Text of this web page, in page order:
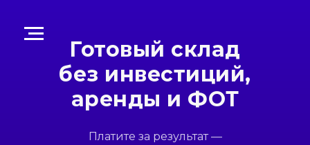
Платите за результат —
Готовый склад
без инвестиций,
аренды и ФОТ